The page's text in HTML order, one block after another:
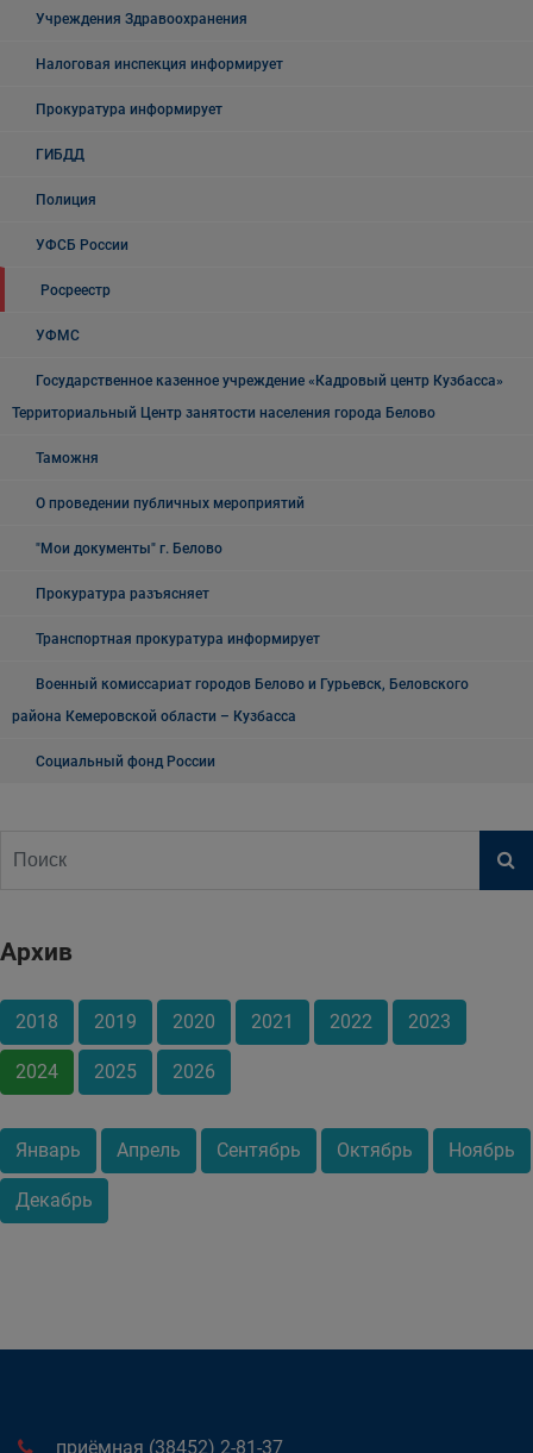
Учреждения Здравоохранения
Налоговая инспекция информирует
Прокуратура информирует
ГИБДД
Полиция
УФСБ России
Росреестр
УФМС
Государственное казенное учреждение «Кадровый центр Кузбасса»
Территориальный Центр занятости населения города Белово
Таможня
О проведении публичных мероприятий
"Мои документы" г. Белово
Прокуратура разъясняет
Транспортная прокуратура информирует
Военный комиссариат городов Белово и Гурьевск, Беловского
района Кемеровской области – Кузбасса
Социальный фонд России
Архив
2018 2019 2020 2021 2022 2023
2024 2025 2026
Январь Апрель Сентябрь Октябрь Ноябрь
Декабрь
приёмная (38452) 2-81-37